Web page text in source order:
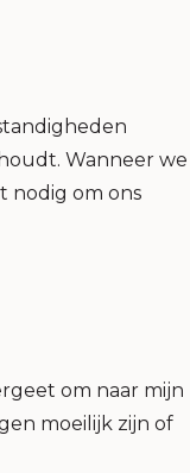
Wanneer we
nodig om ons
om naar mijn
moeilijk zijn of